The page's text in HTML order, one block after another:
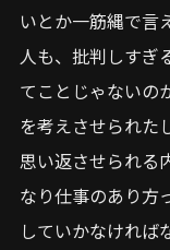
いとか一筋縄で言
人も、批判しすぎ
てことじゃないの
を考えさせられた
思い返させられる
なり仕事のあり方
していかなければ